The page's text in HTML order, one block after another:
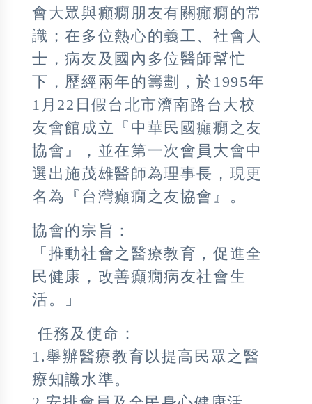
會大眾與癲癇朋友有關癲癇的常
識；在多位熱心的義工、社會人
士，病友及國內多位醫師幫忙
下，歷經兩年的籌劃，於1995年
1月22日假台北市濟南路台大校
友會館成立『中華民國癲癇之友
協會』，並在第一次會員大會中
選出施茂雄醫師為理事長，現更
名為『台灣癲癇之友協會』。
協會的宗旨：
「推動社會之醫療教育，促進全
民健康，改善癲癇病友社會生
活。」
任務及使命：
1.舉辦醫療教育以提高民眾之醫
療知識水準。